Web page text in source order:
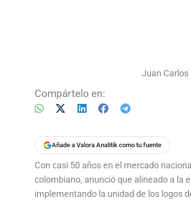
Juan
Compártelo en:
Añade a Valora Analitik como tu fuente
Con casi 50 años en el mercado
colombiano, anunció que alineado a la
implementando la unidad de los logos